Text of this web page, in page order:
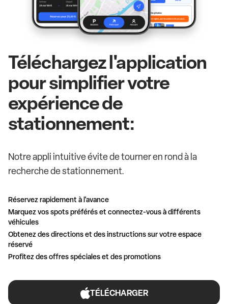
Téléchargez l'application
pour simplifier votre
expérience de
stationnement:
Notre appli intuitive évite de tourner en rond à la
recherche de stationnement.
Réservez rapidement à l'avance
Marquez vos spots préférés et connectez-vous à différents
véhicules
Obtenez des directions et des instructions sur votre espace
réservé
Profitez des offres spéciales et des promotions
TÉLÉCHARGER